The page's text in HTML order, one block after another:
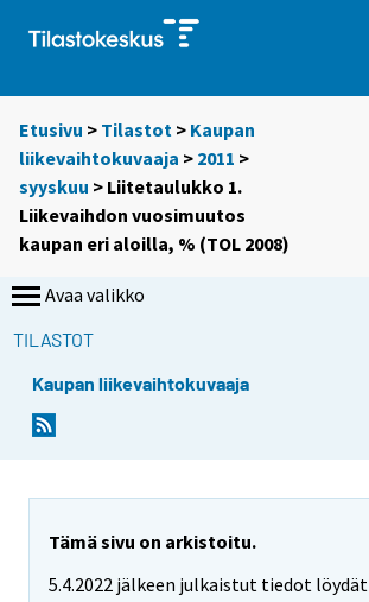
Etusivu > Tilastot > Kaupan
liikevaihtokuvaaja > 2011 >
syyskuu > Liitetaulukko 1.
Liikevaihdon vuosimuutos
kaupan eri aloilla, % (TOL 2008)
Avaa valikko
TILASTOT
Kaupan liikevaihtokuvaaja
Tämä sivu on arkistoitu.
5.4.2022 jälkeen julkaistut tiedot löydät